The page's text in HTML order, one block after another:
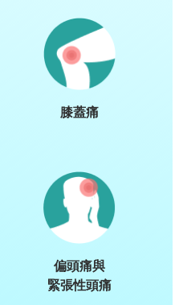
膝蓋痛
偏頭痛與
緊張性頭痛